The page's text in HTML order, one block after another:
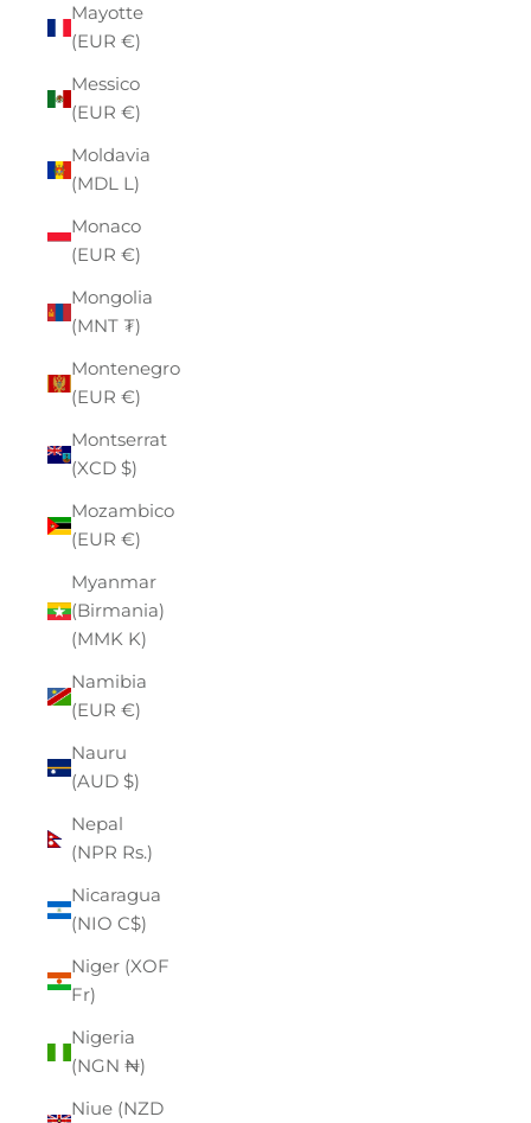
Mayotte
(EUR €)
Messico
(EUR €)
Moldavia
(MDL L)
Monaco
(EUR €)
Mongolia
(MNT ₮)
Montenegro
(EUR €)
Montserrat
(XCD $)
Mozambico
(EUR €)
Myanmar
(Birmania)
(MMK K)
Namibia
(EUR €)
Nauru
(AUD $)
Nepal
(NPR Rs.)
Nicaragua
(NIO C$)
Niger (XOF
Fr)
Nigeria
(NGN ₦)
Niue (NZD